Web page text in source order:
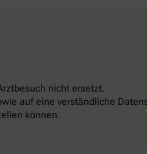
nicht ersetzt.
auf eine verständliche
können.